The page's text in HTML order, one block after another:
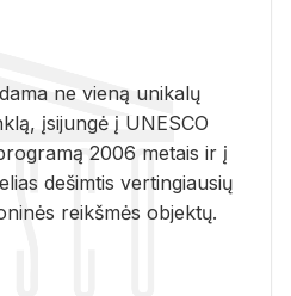
ne vieną unikalų
įsijungė į UNESCO
2006 metais ir į
dešimtis vertingiausių
reikšmės objektų.